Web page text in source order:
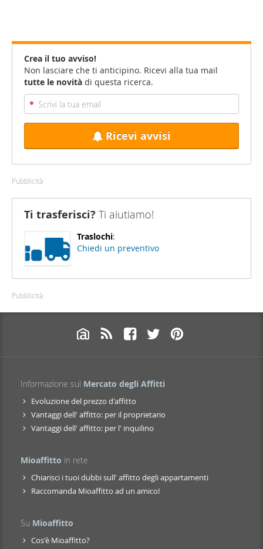
Crea il tuo avviso!
Non lasciare che ti anticipino. Ricevi alla tua mail
tutte le novità di questa ricerca.
Ricevi avvisi
Pubblicità
Ti trasferisci? Ti aiutiamo!
Traslochi:
Chiedi un preventivo
Pubblicità
Informazione sul Mercato degli Affitti
Evoluzione del prezzo d'affitto
Vantaggi dell' affitto: per il proprietario
Vantaggi dell' affitto: per l' inquilino
Mioaffitto in rete
Chiarisci i tuoi dubbi sull' affitto degli appartamenti
Raccomanda Mioaffitto ad un amico!
Su Mioaffitto
Cos'è Mioaffitto?